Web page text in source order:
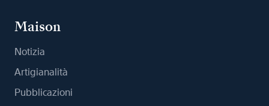
Maison
Notizia
Artigianalità
Pubblicazioni